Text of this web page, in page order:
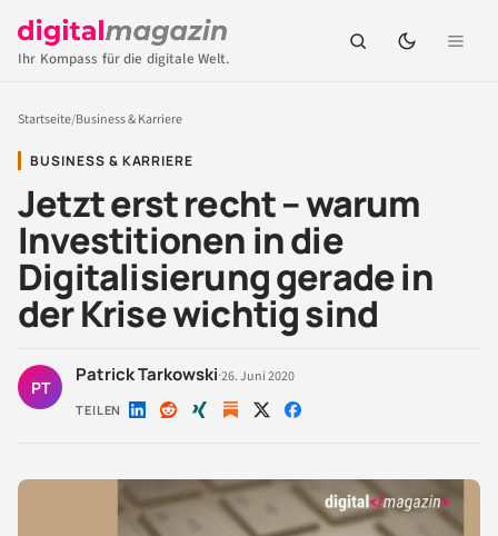
Ihr Kompass für die digitale Welt.
Startseite/Business & Karriere
BUSINESS & KARRIERE
Jetzt erst recht – warum
Investitionen in die
Digitalisierung gerade in
der Krise wichtig sind
PT
Patrick Tarkowski·26. Juni 2020
TEILEN Auf Auf Auf Auf Auf